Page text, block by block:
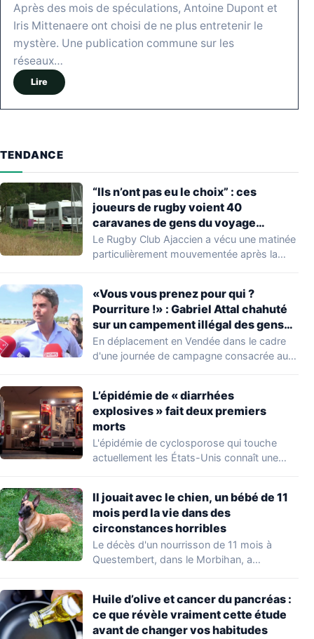
Après des mois de spéculations, Antoine Dupont et
Iris Mittenaere ont choisi de ne plus entretenir le
mystère. Une publication commune sur les
réseaux…
Lire
TENDANCE
“Ils n’ont pas eu le choix” : ces
joueurs de rugby voient 40
caravanes de gens du voyage
s’installer dans leur stade, ils les
délogent en moins d’1 heure
Le Rugby Club Ajaccien a vécu une matinée
particulièrement mouvementée après la
«Vous vous prenez pour qui ?
Pourriture !» : Gabriel Attal chahuté
sur un campement illégal des gens
du voyage
En déplacement en Vendée dans le cadre
d'une journée de campagne consacrée aux
L’épidémie de « diarrhées
explosives » fait deux premiers
morts
L'épidémie de cyclosporose qui touche
actuellement les États-Unis connaît une
Il jouait avec le chien, un bébé de 11
mois perd la vie dans des
circonstances horribles
Le décès d'un nourrisson de 11 mois à
Questembert, dans le Morbihan, a
Huile d’olive et cancer du pancréas :
ce que révèle vraiment cette étude
avant de changer vos habitudes